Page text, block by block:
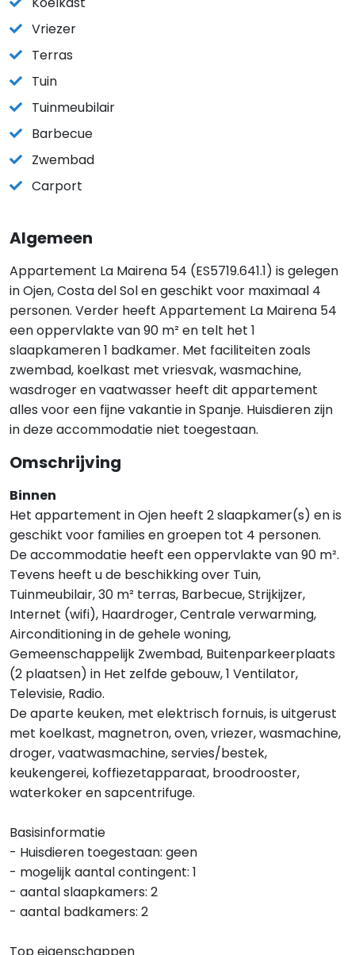
Vriezer
Terras
Tuin
Tuinmeubilair
Barbecue
Zwembad
Carport
Algemeen
Appartement La Mairena 54 (ES5719.641.1) is gelegen
in Ojen, Costa del Sol en geschikt voor maximaal 4
personen. Verder heeft Appartement La Mairena 54
een oppervlakte van 90 m² en telt het 1
slaapkameren 1 badkamer. Met faciliteiten zoals
zwembad, koelkast met vriesvak, wasmachine,
wasdroger en vaatwasser heeft dit appartement
alles voor een fijne vakantie in Spanje. Huisdieren zijn
in deze accommodatie niet toegestaan.
Omschrijving
Binnen
Het appartement in Ojen heeft 2 slaapkamer(s) en is
geschikt voor families en groepen tot 4 personen.
De accommodatie heeft een oppervlakte van 90 m².
Tevens heeft u de beschikking over Tuin,
Tuinmeubilair, 30 m² terras, Barbecue, Strijkijzer,
Internet (wifi), Haardroger, Centrale verwarming,
Airconditioning in de gehele woning,
Gemeenschappelijk Zwembad, Buitenparkeerplaats
(2 plaatsen) in Het zelfde gebouw, 1 Ventilator,
Televisie, Radio.
De aparte keuken, met elektrisch fornuis, is uitgerust
met koelkast, magnetron, oven, vriezer, wasmachine,
droger, vaatwasmachine, servies/bestek,
keukengerei, koffiezetapparaat, broodrooster,
waterkoker en sapcentrifuge.
Basisinformatie
- Huisdieren toegestaan: geen
- mogelijk aantal contingent: 1
- aantal slaapkamers: 2
- aantal badkamers: 2